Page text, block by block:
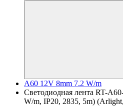
A60 12V 8mm 7.2 W/m
Светодиодная лента RT-
W/m, IP20, 2835, 5m)